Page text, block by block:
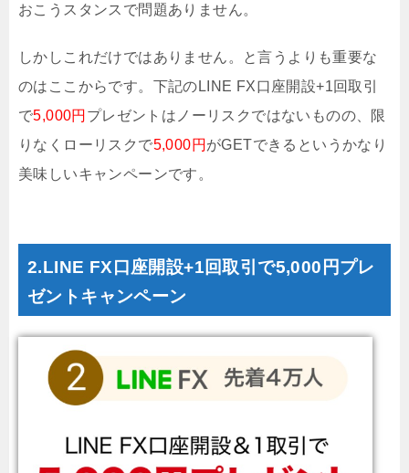
おこうスタンスで問題ありません。
しかしこれだけではありません。と言うよりも重要な
のはここからです。下記のLINE FX口座開設+1回取引
で5,000円 プレゼントはノーリスクではないものの、限
りなくローリスクで5,000円 がGETできるというかなり
美味しいキャンペーンです。
2.LINE FX口座開設+1回取引で5,000円プレ
ゼントキャンペーン